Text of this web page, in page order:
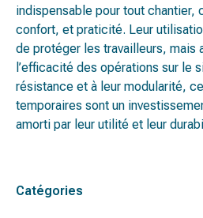
indispensable pour tout chantier,
confort, et praticité. Leur
de protéger les travailleurs, mais
l’efficacité des opérations sur le
résistance et à leur modularité,
temporaires sont un
amorti par leur utilité et leur
Catégories